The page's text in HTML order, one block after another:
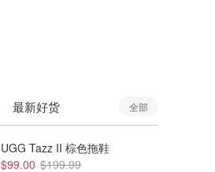
最新好货 全部
UGG Tazz II 棕色拖鞋
$99.00 $199.99